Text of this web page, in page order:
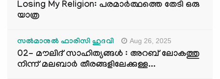
Losing My Religion: പരമാർത്ഥത്തെ തേടി ഒരു
യാത്ര
സൽമാനുൽ ഫാരിസി ഹുദവി Aug 26, 2025
02- മൗലിദ് സാഹിത്യങ്ങൾ : അറബ് ലോകത്തു
നിന്ന് മലബാർ തീരങ്ങളിലേക്കുള്ള...